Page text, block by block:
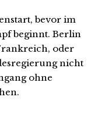
bevor im
beginnt. Berlin
oder
nicht
ohne